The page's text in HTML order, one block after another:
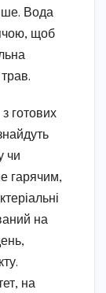
Вода
щоб
готових
чи
гарячим,
на
на